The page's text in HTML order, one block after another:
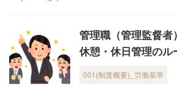
管理職（管理監督者
休憩・休日管理のル
001(制度概要)_労働基準